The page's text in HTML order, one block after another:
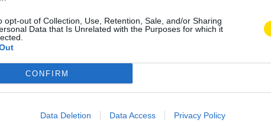
opt-out of Collection, Use, Retention, Sale, and/or Sharing
Data that Is Unrelated with the Purposes for which it
CONFIRM
Data Deletion Data Access Privacy Policy
Canal Oficial Subscrever
Antoninas encontram-se inscritas no Inventário
O parecer positivo da Direção Geral do
das maiores romarias do Norte património